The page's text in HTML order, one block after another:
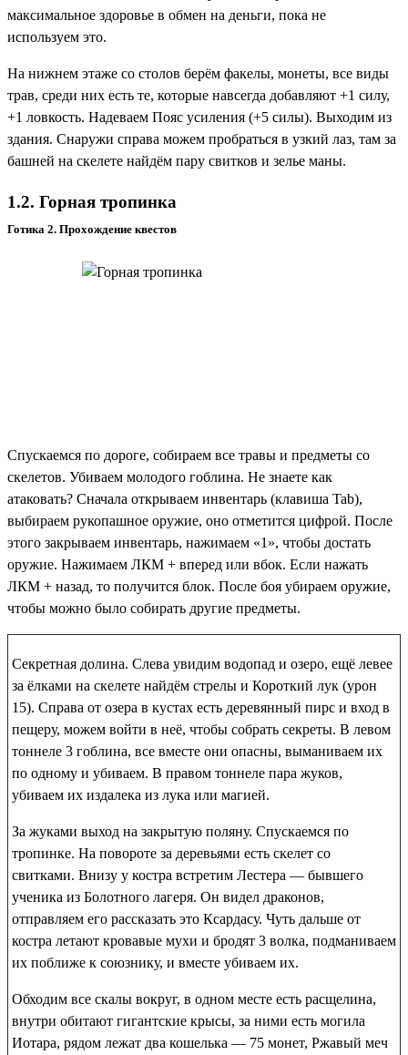
максимальное здоровье в обмен на деньги, пока не
используем это.
На нижнем этаже со столов берём факелы, монеты, все виды
трав, среди них есть те, которые навсегда добавляют +1 силу,
+1 ловкость. Надеваем Пояс усиления (+5 силы). Выходим из
здания. Снаружи справа можем пробраться в узкий лаз, там за
башней на скелете найдём пару свитков и зелье маны.
1.2. Горная тропинка
Готика 2. Прохождение квестов
Спускаемся по дороге, собираем все травы и предметы со
скелетов. Убиваем молодого гоблина. Не знаете как
атаковать? Сначала открываем инвентарь (клавиша Tab),
выбираем рукопашное оружие, оно отметится цифрой. После
этого закрываем инвентарь, нажимаем «1», чтобы достать
оружие. Нажимаем ЛКМ + вперед или вбок. Если нажать
ЛКМ + назад, то получится блок. После боя убираем оружие,
чтобы можно было собирать другие предметы.
Секретная долина. Слева увидим водопад и озеро, ещё левее
за ёлками на скелете найдём стрелы и Короткий лук (урон
15). Справа от озера в кустах есть деревянный пирс и вход в
пещеру, можем войти в неё, чтобы собрать секреты. В левом
тоннеле 3 гоблина, все вместе они опасны, выманиваем их
по одному и убиваем. В правом тоннеле пара жуков,
убиваем их издалека из лука или магией.
За жуками выход на закрытую поляну. Спускаемся по
тропинке. На повороте за деревьями есть скелет со
свитками. Внизу у костра встретим Лестера — бывшего
ученика из Болотного лагеря. Он видел драконов,
отправляем его рассказать это Ксардасу. Чуть дальше от
костра летают кровавые мухи и бродят 3 волка, подманиваем
их поближе к союзнику, и вместе убиваем их.
Обходим все скалы вокруг, в одном месте есть расщелина,
внутри обитают гигантские крысы, за ними есть могила
Иотара, рядом лежат два кошелька — 75 монет, Ржавый меч